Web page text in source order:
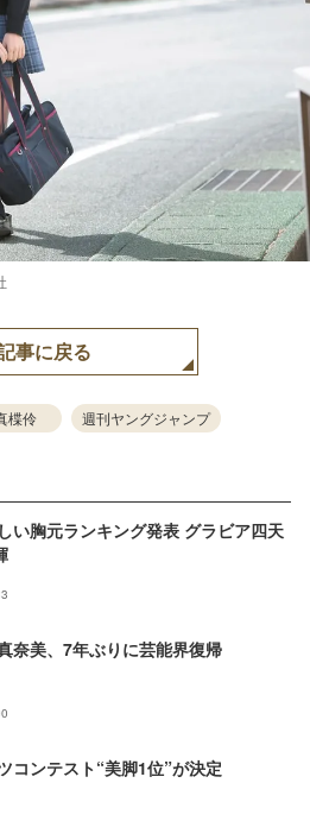
事に戻る
楪伶 週刊ヤングジャンプ
い胸元ランキング発表 グラビア四天
奈美、7年ぶりに芸能界復帰
コンテスト“美脚1位”が決定